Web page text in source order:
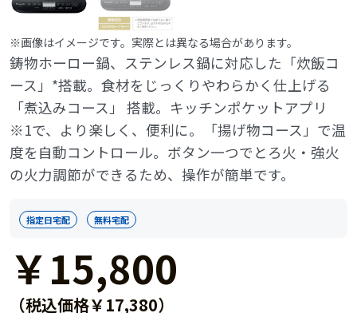
※画像はイメージです。実際とは異なる場合があります。
鋳物ホーロー鍋、ステンレス鍋に対応した「炊飯コ
ース」*搭載。食材をじっくりやわらかく仕上げる
「煮込みコース」 搭載。キッチンポケットアプリ
※1で、より楽しく、便利に。「揚げ物コース」で温
度を自動コントロール。ボタン一つでとろ火・強火
の火力調節ができるため、操作が簡単です。
指定日宅配 無料宅配
￥15,800
（税込価格￥17,380）